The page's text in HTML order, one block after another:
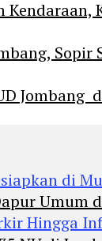
Sopir
Jombang
Umum